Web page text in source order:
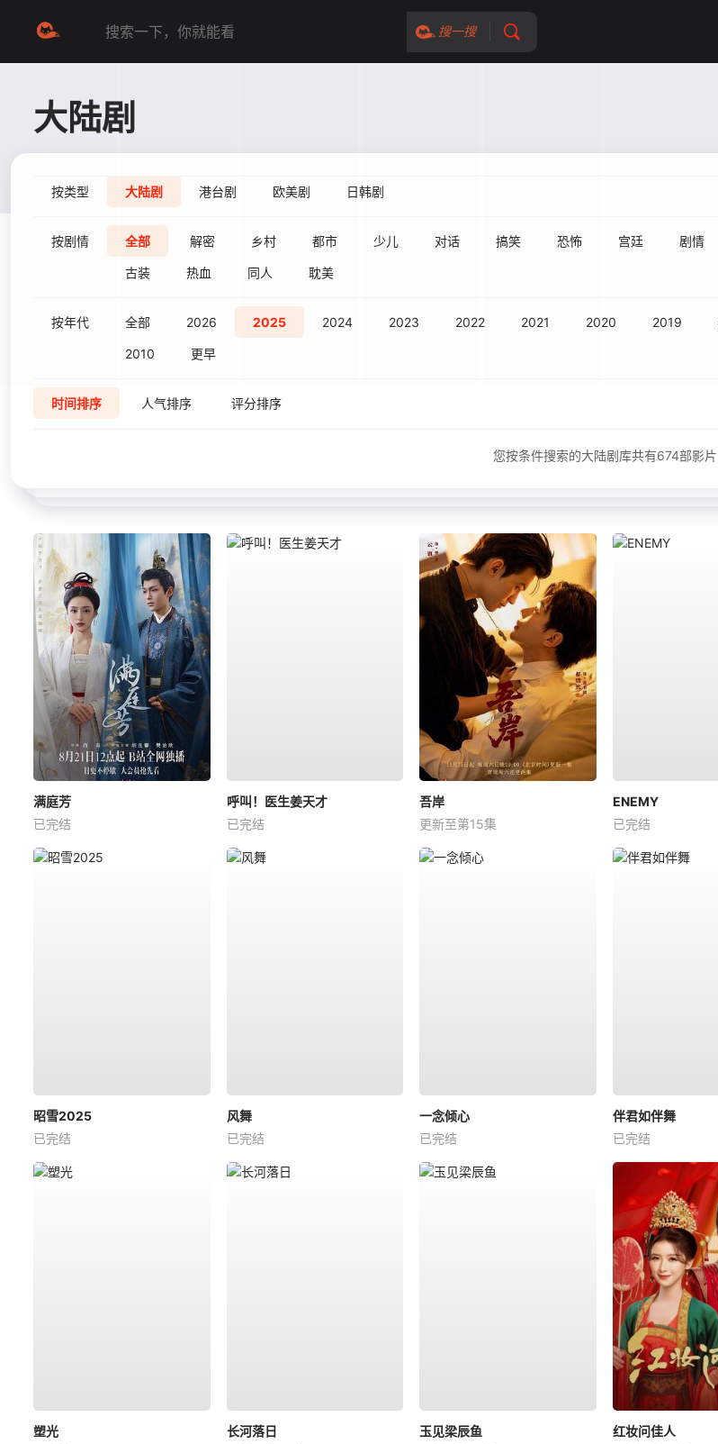
搜一搜
大陆剧
按类型 大陆剧 港台剧 欧美剧 日韩剧
按剧情 全部 解密 乡村 都市 少儿 对话 搞笑 恐怖 宫廷 剧情
古装 热血 同人 耽美
按年代 全部 2026 2025 2024 2023 2022 2021 2020 2019
2010 更早
时间排序 人气排序 评分排序
您按条件搜索的大陆剧库共有674部影片
满庭芳
已完结
呼叫！医生姜天才
已完结
吾岸
更新至第15集
ENEMY
已完结
昭雪2025
已完结
风舞
已完结
一念倾心
已完结
伴君如伴舞
已完结
塑光
长河落日
玉见梁辰鱼
红妆问佳人